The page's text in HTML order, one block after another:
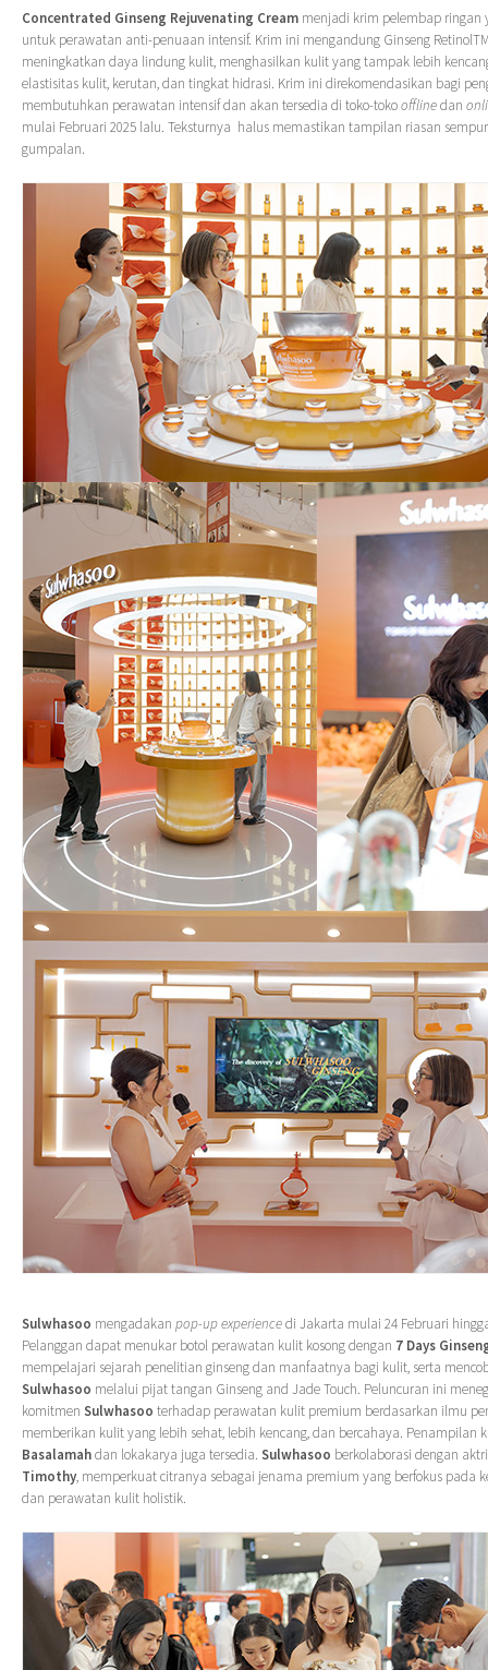
Concentrated Ginseng Rejuvenating Cream menjadi krim pelembap ringan
untuk perawatan anti-penuaan intensif. Krim ini mengandung Ginseng
meningkatkan daya lindung kulit, menghasilkan kulit yang tampak lebih
elastisitas kulit, kerutan, dan tingkat hidrasi. Krim ini direkomendasikan bagi
membutuhkan perawatan intensif dan akan tersedia di toko-tokoofflinedan
mulai Februari 2025 lalu. Teksturnya halus memastikan tampilan riasan
gumpalan.
Sulwhasoo mengadakan pop-up experiencedi Jakarta mulai 24 Februari
Pelanggan dapat menukar botol perawatan kulit kosong dengan 7 Days
mempelajari sejarah penelitian ginseng dan manfaatnya bagi kulit, serta
Sulwhasoo melalui pijat tangan Ginseng and Jade Touch. Peluncuran ini
komitmen Sulwhasoo terhadap perawatan kulit premium berdasarkan ilmu
memberikan kulit yang lebih sehat, lebih kencang, dan bercahaya. Penampilan
Basalamahdan lokakarya juga tersedia. Sulwhasoo berkolaborasi dengan
Timothy, memperkuat citranya sebagai jenama premium yang berfokus pada
dan perawatan kulit holistik.